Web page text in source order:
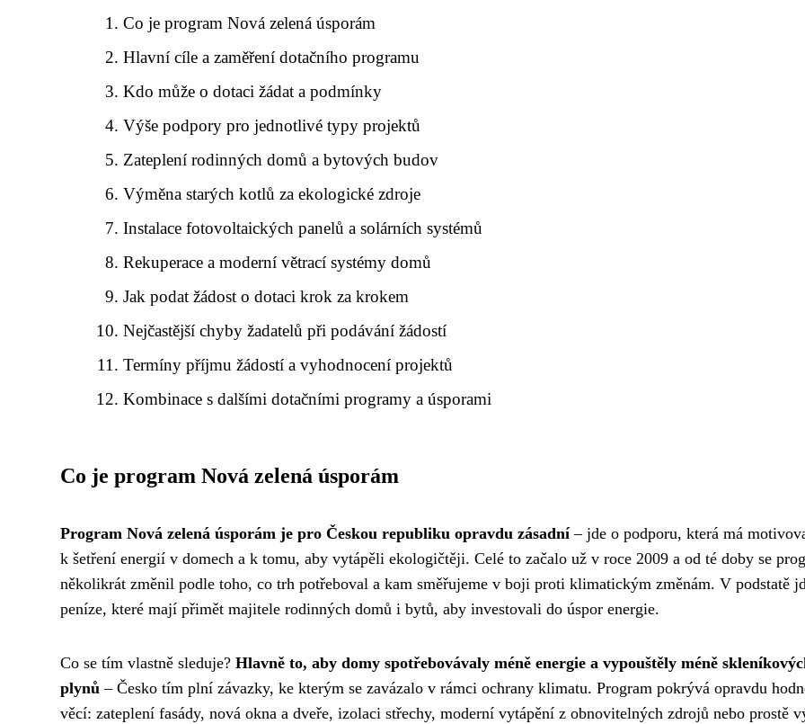
Co je program Nová zelená úsporám
Hlavní cíle a zaměření dotačního programu
Kdo může o dotaci žádat a podmínky
Výše podpory pro jednotlivé typy projektů
Zateplení rodinných domů a bytových budov
Výměna starých kotlů za ekologické zdroje
Instalace fotovoltaických panelů a solárních systémů
Rekuperace a moderní větrací systémy domů
Jak podat žádost o dotaci krok za krokem
Nejčastější chyby žadatelů při podávání žádostí
Termíny příjmu žádostí a vyhodnocení projektů
Kombinace s dalšími dotačními programy a úsporami
Co je program Nová zelená úsporám
Program Nová zelená úsporám je pro Českou republiku opravdu zásadní– jde o podporu, která má
k šetření energií v domech a k tomu, aby vytápěli ekologičtěji. Celé to začalo už v roce 2009 a od té doby se
několikrát změnil podle toho, co trh potřeboval a kam směřujeme v boji proti klimatickým změnám. V podstatě
peníze, které mají přimět majitele rodinných domů i bytů, aby investovali do úspor energie.
Co se tím vlastně sleduje? Hlavně to, aby domy spotřebovávaly méně energie a vypouštěly méně
plynů – Česko tím plní závazky, ke kterým se zavázalo v rámci ochrany klimatu. Program pokrývá opravdu
věcí: zateplení fasády, nová okna a dveře, izolaci střechy, moderní vytápění z obnovitelných zdrojů nebo prostě